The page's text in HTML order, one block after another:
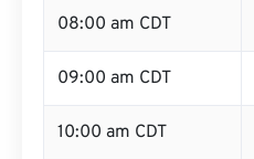
08:00 am CDT
09:00 am CDT
10:00 am CDT